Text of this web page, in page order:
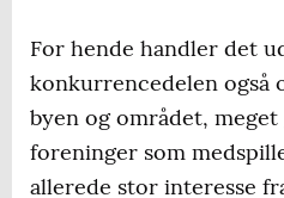
For hende handler det
konkurrencedelen også
byen og området,
foreninger som
allerede stor interesse